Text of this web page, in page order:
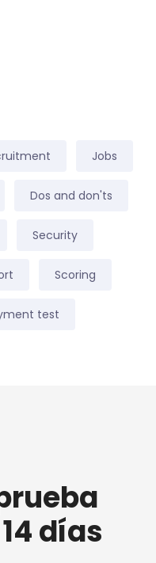
Jobs
Dos and don'ts
Security
Scoring
test
días